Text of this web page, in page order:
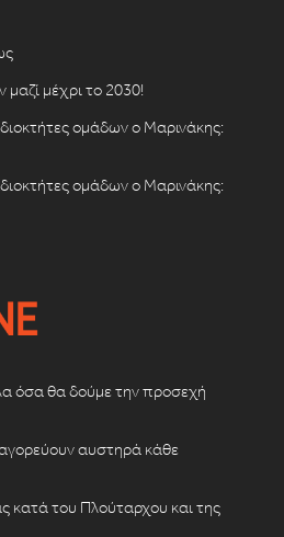
μαζί μέχρι το 2030!
ομάδων ο Μαρινάκης:
ομάδων ο Μαρινάκης:
θα δούμε την προσεχή
αυστηρά κάθε
κατά του Πλούταρχου και της